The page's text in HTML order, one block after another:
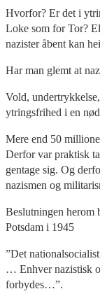
Hvorfor? Er det i
Loke som for Tor?
nazister åbent kan
Har man glemt at
Vold,
ytringsfrihed i en
Mere end 50
Derfor var praktisk
gentage sig. Og
nazismen og
Beslutningen herom
Potsdam i 1945
”Det
… Enhver nazistisk
forbydes…”.